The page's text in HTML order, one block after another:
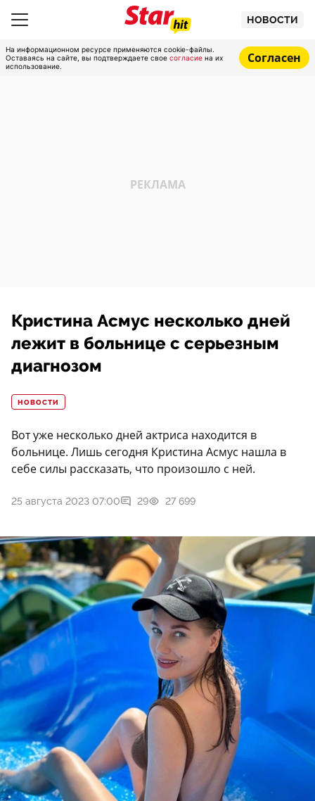
НОВОСТИ
На информационном ресурсе применяются cookie-файлы.
Оставаясь на сайте, вы подтверждаете свое согласие на их
использование.
Согласен
Кристина Асмус несколько дней
лежит в больнице с серьезным
диагнозом
НОВОСТИ
Вот уже несколько дней актриса находится в
больнице. Лишь сегодня Кристина Асмус нашла в
себе силы рассказать, что произошло с ней.
25 августа 2023 07:00 29 27 699